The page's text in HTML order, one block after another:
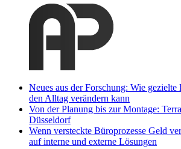
Neues aus der Forschung: Wie
den Alltag verändern kann
Von der Planung bis zur Montage:
Düsseldorf
Wenn versteckte Büroprozesse Geld
auf interne und externe Lösungen